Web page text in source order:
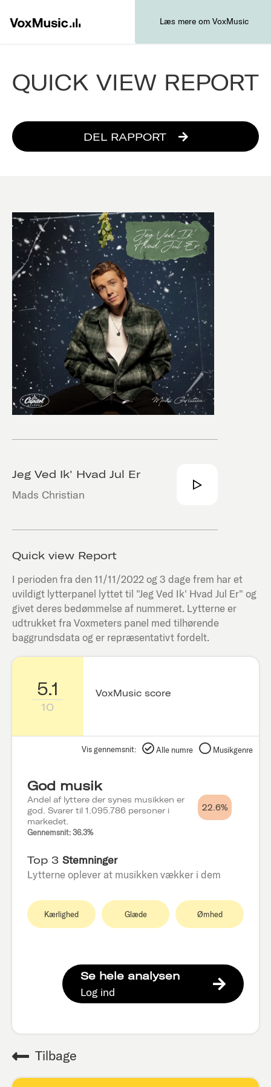
Læs mere om VoxMusic
QUICK VIEW REPORT
DEL RAPPORT
Jeg Ved Ik' Hvad Jul Er
Mads Christian
Quick view Report
I perioden fra den11/11/2022 og 3 dage frem har et
uvildigt lytterpanel lyttet til "Jeg Ved Ik' Hvad Jul Er" og
givet deres bedømmelse af nummeret. Lytterne er
udtrukket fra Voxmeters panel med tilhørende
baggrundsdata og er repræsentativt fordelt.
5.1
10
VoxMusic score
Vis gennemsnit: Alle numre Musikgenre
God musik
Andel af lyttere der synes musikken er
god. Svarer til 1.095.786 personer i
markedet.
Gennemsnit: 36.3%
22.6%
Top 3 Stemninger
Lytterne oplever at musikken vækker i dem
Kærlighed Glæde Ømhed
Se hele analysen
Log ind
Tilbage